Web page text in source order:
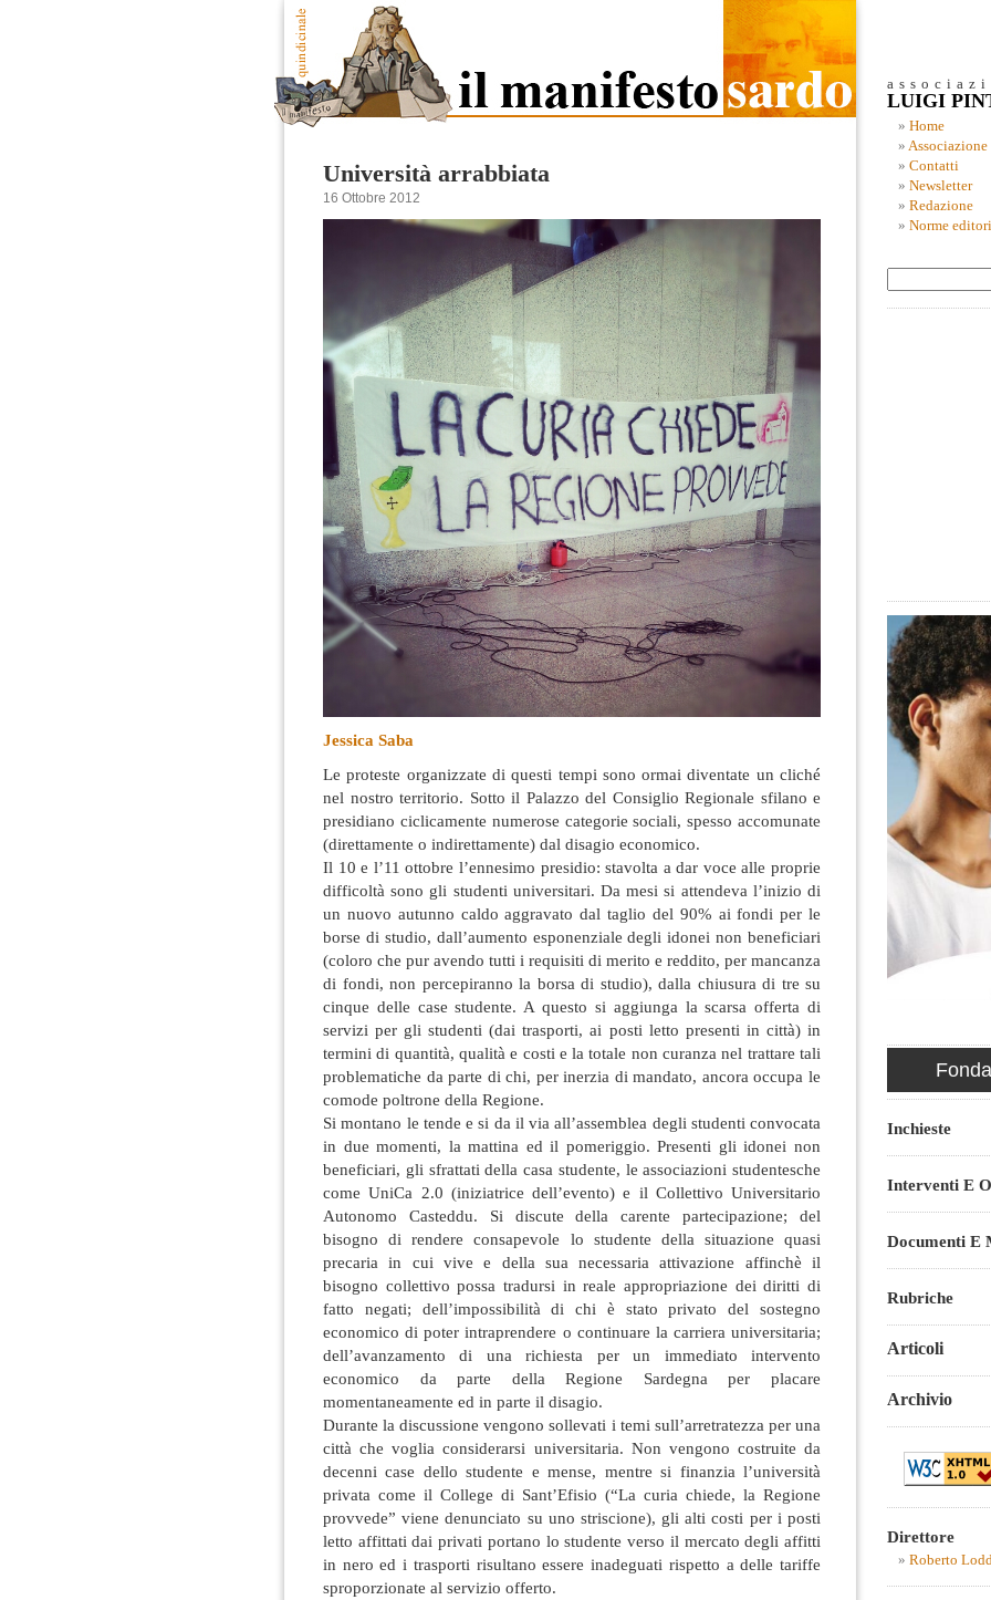
Università arrabbiata
16 Ottobre 2012
Jessica Saba
Le proteste organizzate di questi tempi sono ormai diventate un cliché
nel nostro territorio. Sotto il Palazzo del Consiglio Regionale sfilano e
presidiano ciclicamente numerose categorie sociali, spesso accomunate
(direttamente o indirettamente) dal disagio economico.
Il 10 e l’11 ottobre l’ennesimo presidio: stavolta a dar voce alle proprie
difficoltà sono gli studenti universitari. Da mesi si attendeva l’inizio di
un nuovo autunno caldo aggravato dal taglio del 90% ai fondi per le
borse di studio, dall’aumento esponenziale degli idonei non beneficiari
(coloro che pur avendo tutti i requisiti di merito e reddito, per mancanza
di fondi, non percepiranno la borsa di studio), dalla chiusura di tre su
cinque delle case studente. A questo si aggiunga la scarsa offerta di
servizi per gli studenti (dai trasporti, ai posti letto presenti in città) in
termini di quantità, qualità e costi e la totale non curanza nel trattare tali
problematiche da parte di chi, per inerzia di mandato, ancora occupa le
comode poltrone della Regione.
Si montano le tende e si da il via all’assemblea degli studenti convocata
in due momenti, la mattina ed il pomeriggio. Presenti gli idonei non
beneficiari, gli sfrattati della casa studente, le associazioni studentesche
come UniCa 2.0 (iniziatrice dell’evento) e il Collettivo Universitario
Autonomo Casteddu. Si discute della carente partecipazione; del
bisogno di rendere consapevole lo studente della situazione quasi
precaria in cui vive e della sua necessaria attivazione affinchè il
bisogno collettivo possa tradursi in reale appropriazione dei diritti di
fatto negati; dell’impossibilità di chi è stato privato del sostegno
economico di poter intraprendere o continuare la carriera universitaria;
dell’avanzamento di una richiesta per un immediato intervento
economico da parte della Regione Sardegna per placare
momentaneamente ed in parte il disagio.
Durante la discussione vengono sollevati i temi sull’arretratezza per una
città che voglia considerarsi universitaria. Non vengono costruite da
decenni case dello studente e mense, mentre si finanzia l’università
privata come il College di Sant’Efisio (“La curia chiede, la Regione
provvede” viene denunciato su uno striscione), gli alti costi per i posti
letto affittati dai privati portano lo studente verso il mercato degli affitti
in nero ed i trasporti risultano essere inadeguati rispetto a delle tariffe
sproporzionate al servizio offerto.
LUIGI
Home
Associazione
Contatti
Newsletter
Redazione
Norme
Inchieste
Interventi E
Documenti E
Rubriche
Articoli
Archivio
Direttore
Roberto